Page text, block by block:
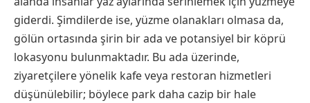
giderdi. Şimdilerde ise, yüzme olanakları olmasa da,
gölün ortasında şirin bir ada ve potansiyel bir köprü
lokasyonu bulunmaktadır. Bu ada üzerinde,
ziyaretçilere yönelik kafe veya restoran hizmetleri
düşünülebilir; böylece park daha cazip bir hale